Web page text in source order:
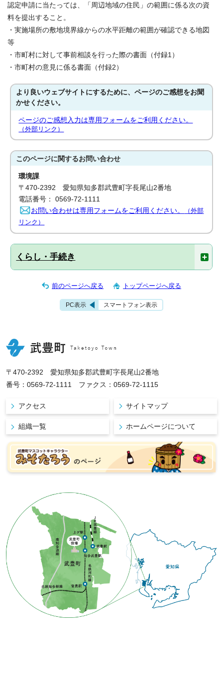
認定申請に当たっては、「周辺地域の住民」の範囲に係る次の資
料を提出すること。
・実施場所の敷地境界線からの水平距離の範囲が確認できる地図
等
・市町村に対して事前相談を行った際の書面（付録1）
・市町村の意見に係る書面（付録2）
より良いウェブサイトにするために、ページのご感想をお聞
かせください。
ページのご感想入力は専用フォームをご利用ください。
（外部リンク）
このページに関するお問い合わせ
環境課
〒470-2392 愛知県知多郡武豊町字長尾山2番地
電話番号： 0569-72-1111
お問い合わせは専用フォームをご利用ください。
（外部
リンク）
くらし・手続き
前のページへ戻る トップページへ戻る
PC表示 スマートフォン表示
〒470-2392 愛知県知多郡武豊町字長尾山2番地
番号：0569-72-1111 ファクス：0569-72-1115
アクセス サイトマップ
組織一覧 ホームページについて